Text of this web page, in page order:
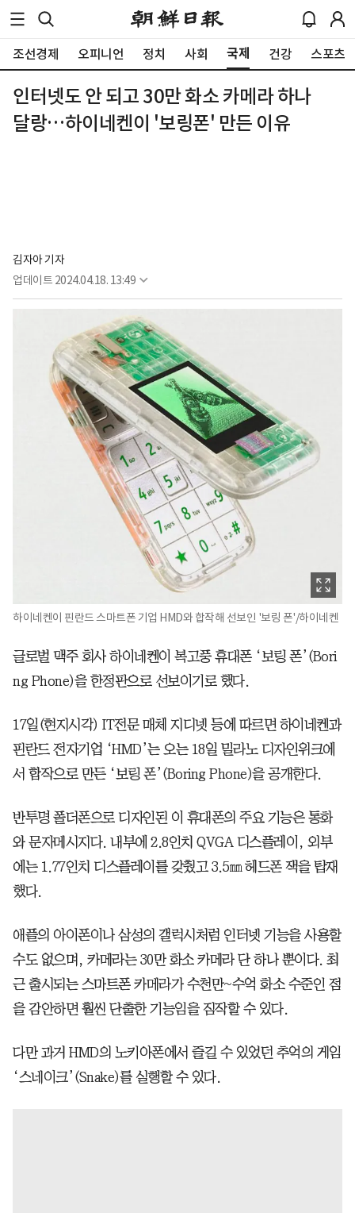
조선경제 오피니언 정치 사회 국제 건강 스포츠
인터넷도 안 되고 30만 화소 카메라 하나
달랑…하이네켄이 '보링폰' 만든 이유
김자아 기자
업데이트 2024.04.18. 13:49
하이네켄이 핀란드 스마트폰 기업 HMD와 합작해 선보인 '보링 폰'/하이네켄
글로벌 맥주 회사 하이네켄이 복고풍 휴대폰 ‘보링 폰’(Bori
ng Phone)을 한정판으로 선보이기로 했다.
17일(현지시각) IT전문 매체 지디넷 등에 따르면 하이네켄과
핀란드 전자기업 ‘HMD’는 오는 18일 밀라노 디자인위크에
서 합작으로 만든 ‘보링 폰’(Boring Phone)을 공개한다.
반투명 폴더폰으로 디자인된 이 휴대폰의 주요 기능은 통화
와 문자메시지다. 내부에 2.8인치 QVGA 디스플레이, 외부
에는 1.77인치 디스플레이를 갖췄고 3.5㎜ 헤드폰 잭을 탑재
했다.
애플의 아이폰이나 삼성의 갤럭시처럼 인터넷 기능을 사용할
수도 없으며, 카메라는 30만 화소 카메라 단 하나 뿐이다. 최
근 출시되는 스마트폰 카메라가 수천만~수억 화소 수준인 점
을 감안하면 훨씬 단출한 기능임을 짐작할 수 있다.
다만 과거 HMD의 노키아폰에서 즐길 수 있었던 추억의 게임
‘스네이크’(Snake)를 실행할 수 있다.